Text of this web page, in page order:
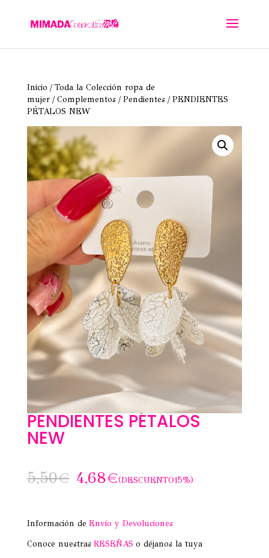
Inicio /Toda la Colección ropa de
mujer/Complementos /Pendientes / PENDIENTES
PÉTALOS NEW
PENDIENTES PÉTALOS
NEW
5,50€ 4,68€(DESCUENTO15%)
Información de Envío y Devoluciones
Conoce nuestras RESEÑAS o déjanos la tuya